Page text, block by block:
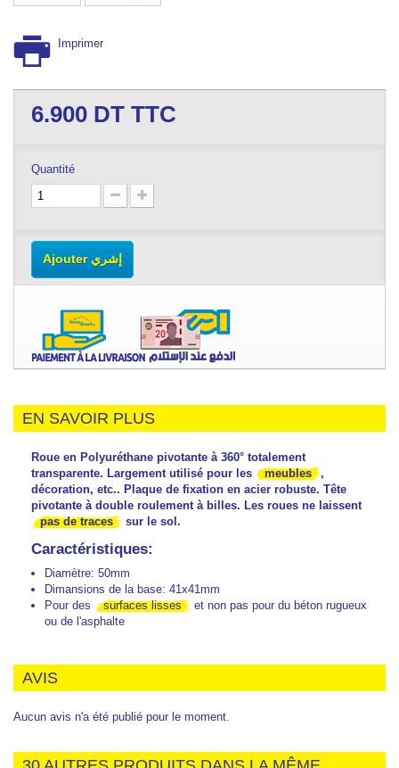
Imprimer
6.900 DT TTC
Quantité
Ajouter إشري
EN SAVOIR PLUS
Roue en Polyuréthane pivotante à 360° totalement
transparente. Largement utilisé pour les
meubles
,
décoration, etc.. Plaque de fixation en acier robuste. Tête
pivotante à double roulement à billes. Les roues ne laissent
pas de traces
sur le sol.
Caractéristiques:
Diamètre: 50mm
Dimansions de la base: 41x41mm
Pour des
surfaces lisses
et non pas pour du béton rugueux
ou de l'asphalte
AVIS
Aucun avis n'a été publié pour le moment.